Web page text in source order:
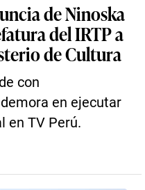
de Ninoska
del IRTP a
de Cultura
con
en ejecutar
en TV Perú.